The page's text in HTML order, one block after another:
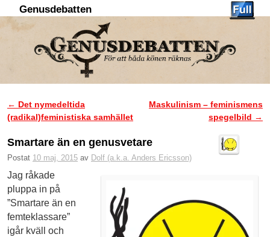
Genusdebatten
Inläggsnavigering
← Det nymedeltida
(radikal)feministiska samhället
Maskulinism – feminismens
spegelbild →
Smartare än en genusvetare
Postat 10 maj, 2015 av Dolf (a.k.a. Anders Ericsson)
Jag råkade
pluppa in på
”Smartare än en
femteklassare”
igår kväll och